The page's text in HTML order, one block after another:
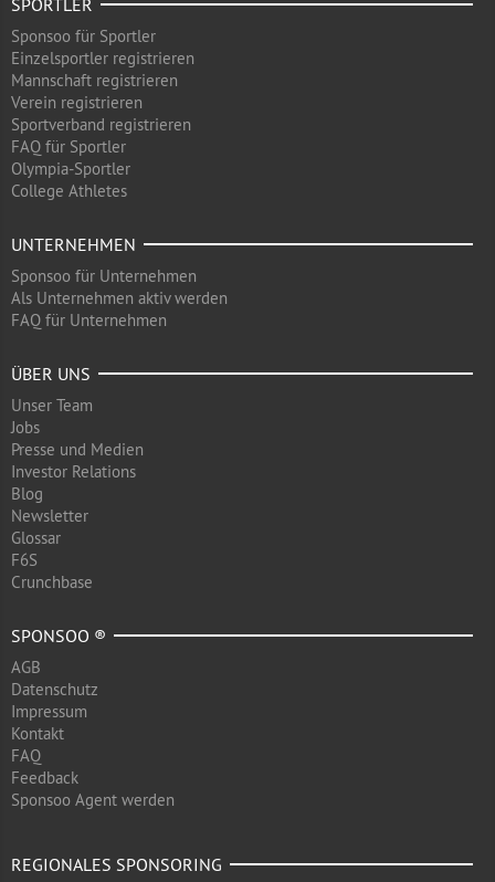
SPORTLER
Sponsoo für Sportler
Einzelsportler registrieren
Mannschaft registrieren
Verein registrieren
Sportverband registrieren
FAQ für Sportler
Olympia-Sportler
College Athletes
UNTERNEHMEN
Sponsoo für Unternehmen
Als Unternehmen aktiv werden
FAQ für Unternehmen
ÜBER UNS
Unser Team
Jobs
Presse und Medien
Investor Relations
Blog
Newsletter
Glossar
F6S
Crunchbase
SPONSOO ®
AGB
Datenschutz
Impressum
Kontakt
FAQ
Feedback
Sponsoo Agent werden
REGIONALES SPONSORING